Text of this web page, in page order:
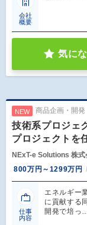
会社
概要
気に
NEW 商品企画・開発
技術系プロジェ
プロジェクトを
NExT-e Solutions 株式
800万円～1299万円
仕事
内容
エネルギー
に貢献する
開発で培っ…